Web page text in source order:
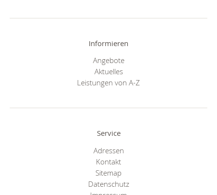
Informieren
Angebote
Aktuelles
Leistungen von A-Z
Service
Adressen
Kontakt
Sitemap
Datenschutz